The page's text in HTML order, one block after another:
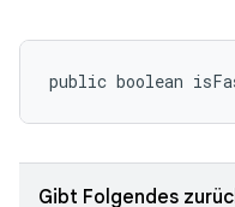
public boolean
Gibt Folgendes